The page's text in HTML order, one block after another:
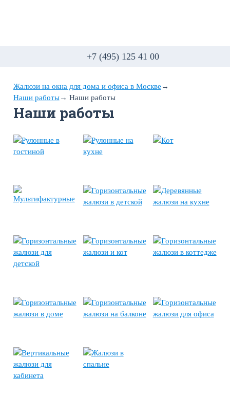
+7 (495) 125 41 00
Жалюзи на окна для дома и офиса в Москве →
Наши работы→ Наши работы
Наши работы